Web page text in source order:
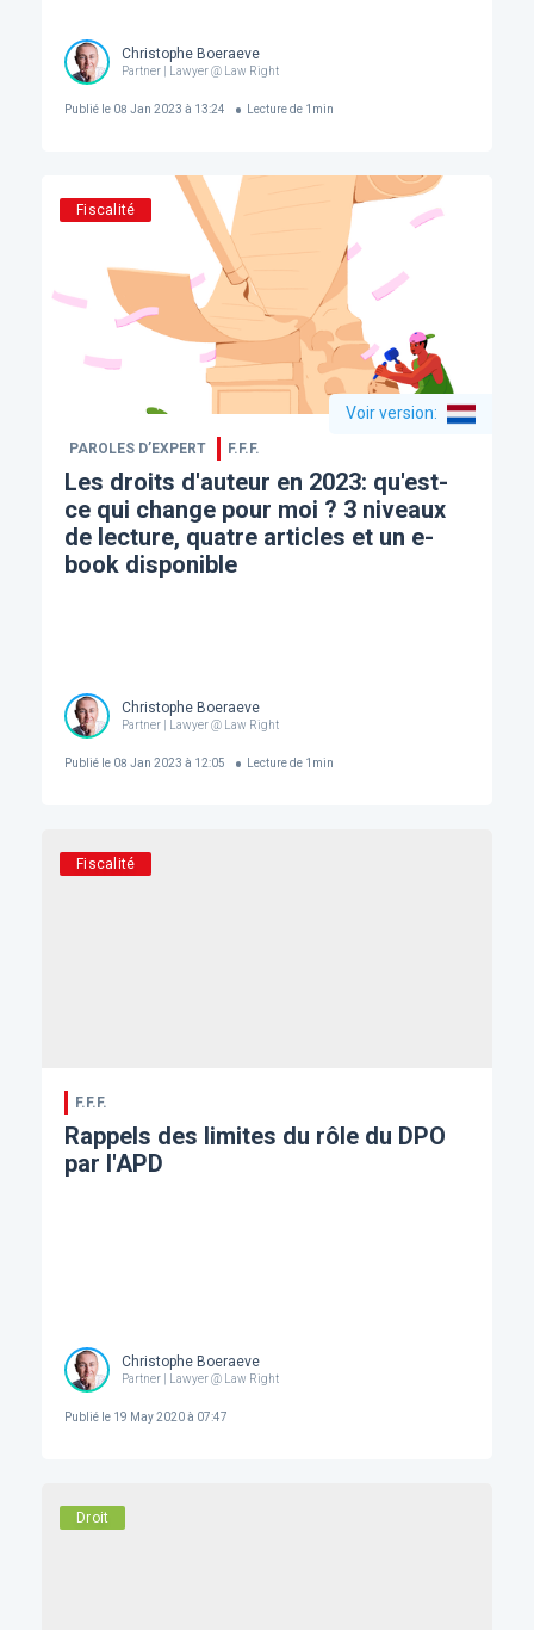
Christophe Boeraeve
Partner | Lawyer @ Law Right
Publié le08 Jan 2023 à 13:24 Lecture de 1 min
Fiscalité
Voir version:
PAROLES D’EXPERT F.F.F.
​Les droits d'auteur en 2023: qu'est-
ce qui change pour moi ? 3 niveaux
de lecture, quatre articles et un e-
book disponible
Christophe Boeraeve
Partner | Lawyer @ Law Right
Publié le08 Jan 2023 à 12:05 Lecture de 1 min
Fiscalité
F.F.F.
Rappels des limites du rôle du DPO
par l'APD
Christophe Boeraeve
Partner | Lawyer @ Law Right
Publié le19 May 2020 à 07:47
Droit